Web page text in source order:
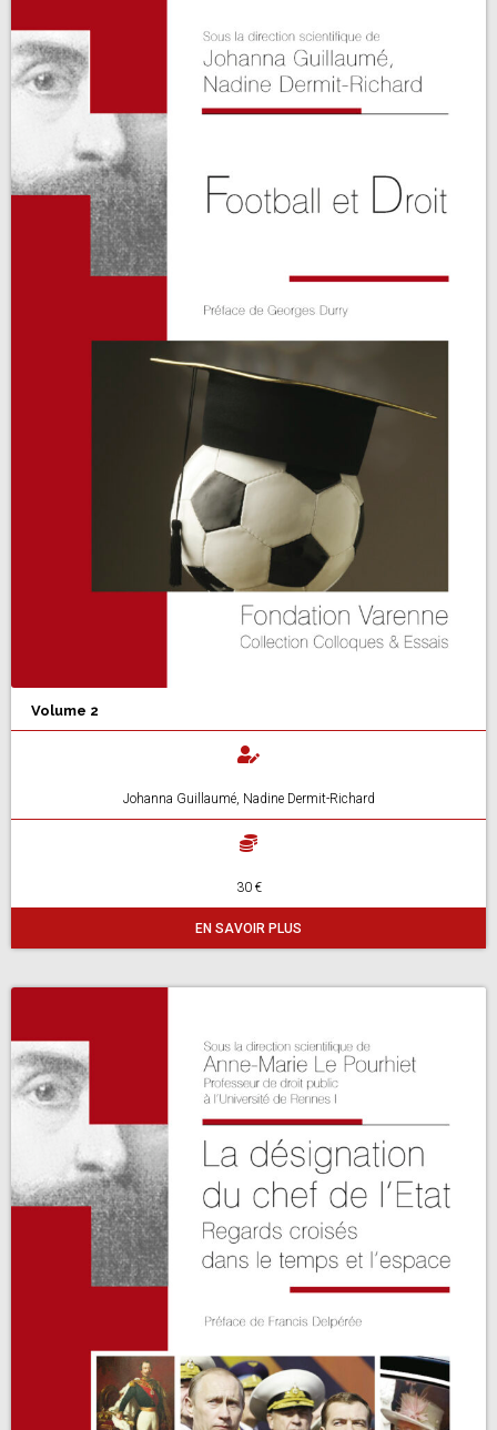
Volume 2
Johanna Guillaumé, Nadine Dermit-Richard
30 €
EN SAVOIR PLUS